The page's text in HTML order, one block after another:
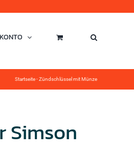
Startseite-Zündschlüssel mit Münze
Simson